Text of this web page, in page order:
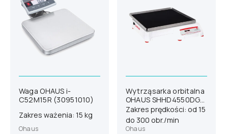
Waga OHAUS i-
C52M15R (30951010)
Zakres ważenia: 15 kg
Ohaus
Wytrząsarka orbitalna
OHAUS SHHD4550DG
(30391872)
Zakres prędkości: od 15
do 300 obr./min
Ohaus